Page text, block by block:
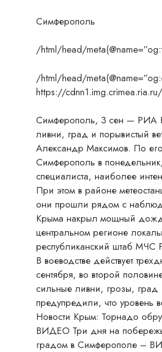
Симферополь
/html/head/
/html/head/
https://
Симферополь, 3 сен — РИА
ливни, град и порывистый
Александр Максимов. По
Симферополь в
специалиста, наиболее
При этом в районе
они прошли рядом с
Крыма накрыл мощный
центральном регионе
республиканский штаб МЧС
В воеводстве действует
сентября, во второй
сильные ливни, грозы,
предупредили, что уровень
Новости Крым: Торнадо
ВИДЕО Три дня на
градом в Симферополе –